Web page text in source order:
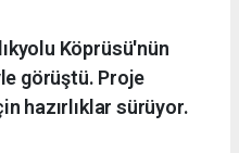
Köprüsü'nün
görüştü. Proje
hazırlıklar sürüyor.